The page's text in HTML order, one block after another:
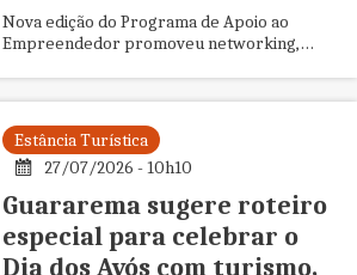
Nova edição do Programa de Apoio ao
Empreendedor promoveu networking,
Estância Turística
27/07/2026 - 10h10
Guararema sugere roteiro
especial para celebrar o
Dia dos Avós com turismo,